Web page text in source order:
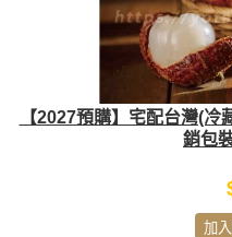
【2027預購】宅配台灣(
銷包
加